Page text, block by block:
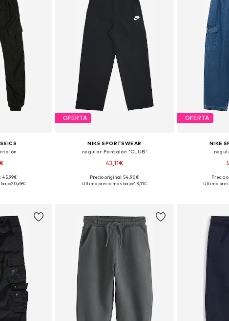
tallas
45,99€
20,69€
OFERTA
NIKE SPORTSWEAR
regular Pantalón 'CLUB'
43,11€
Disponible en muchas tallas
Precio original: 54,90€
Último precio más bajo:43,11€
OFERTA
NIKE
Precio
Último